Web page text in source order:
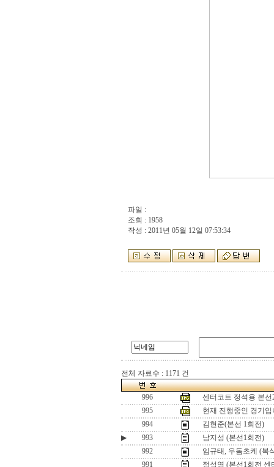
파일 :
조회 : 1958
작성 : 2011년 05월 12일 07:53:34
전체 자료수 : 1171 건
996
센터코트 정석용 본선
995
현재 진행중인 경기입
994
김현준(본선 1회전)
▶
993
남지성 (본선1회전)
992
임규태, 우돔초케 (복
991
정석영 (본선1회전 센